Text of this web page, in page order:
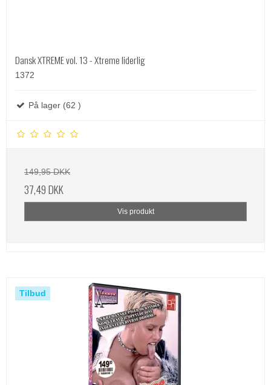
Dansk XTREME vol. 13 - Xtreme liderlig
1372
På lager (62 )
149,95 DKK
37,49 DKK
Vis produkt
Tilbud